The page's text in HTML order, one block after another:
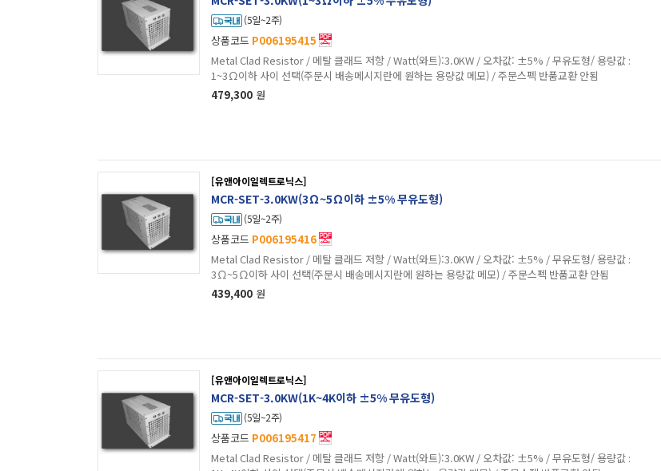
(5일~2주)
상품코드 P006195415
Metal Clad Resistor / 메탈 클래드 저항 / Watt(와트):3.0KW / 오차값: ±5% / 무유도형/ 용량값 :
1~3Ω이하 사이 선택(주문시 배송메시지란에 원하는 용량값 메모) / 주문스펙 반품교환 안됨
479,300 원
[유앤아이일렉트로닉스]
MCR-SET-3.0KW(3Ω~5Ω이하 ±5% 무유도형)
(5일~2주)
상품코드 P006195416
Metal Clad Resistor / 메탈 클래드 저항 / Watt(와트):3.0KW / 오차값: ±5% / 무유도형/ 용량값 :
3Ω~5Ω이하 사이 선택(주문시 배송메시지란에 원하는 용량값 메모) / 주문스펙 반품교환 안됨
439,400 원
[유앤아이일렉트로닉스]
MCR-SET-3.0KW(1K~4K이하 ±5% 무유도형)
(5일~2주)
상품코드 P006195417
Metal Clad Resistor / 메탈 클래드 저항 / Watt(와트):3.0KW / 오차값: ±5% / 무유도형/ 용량값 :